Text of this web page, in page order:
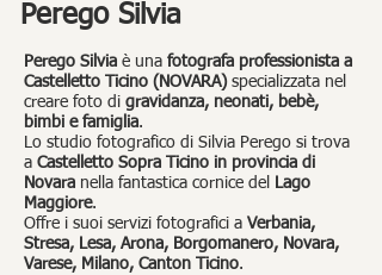
Perego Silvia
Perego Silvia è una fotografa professionista a
Castelletto Ticino (NOVARA)specializzata nel
creare foto di gravidanza, neonati, bebè,
bimbi e famiglia.
Lo studio fotografico di Silvia Perego si trova
a Castelletto Sopra Ticino in provincia di
Novara nella fantastica cornice del
Lago
Maggiore.
Offre i suoi servizi fotografici a Verbania,
Stresa, Lesa, Arona, Borgomanero, Novara,
Varese, Milano, Canton Ticino.